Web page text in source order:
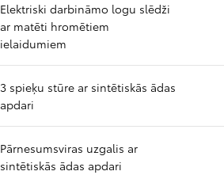
Elektriski darbināmo logu slēdži
ar matēti hromētiem
ielaidumiem
3 spieķu stūre ar sintētiskās ādas
apdari
Pārnesumsviras uzgalis ar
sintētiskās ādas apdari